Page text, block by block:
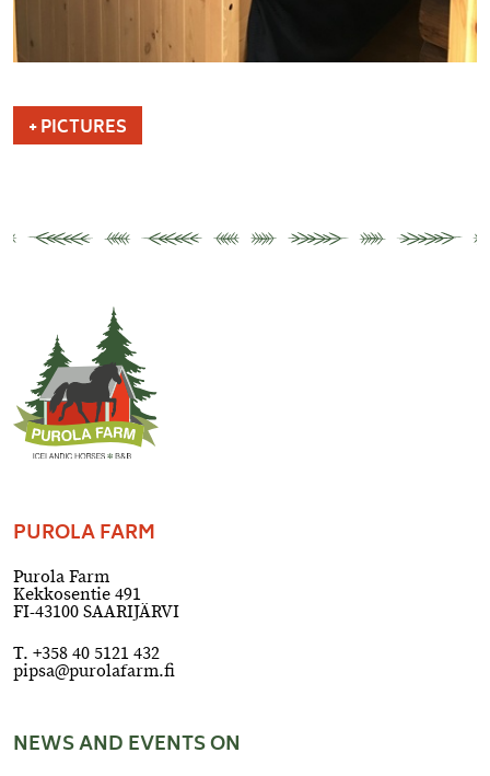
+ PICTURES
PUROLA FARM
Purola Farm
Kekkosentie 491
FI-43100 SAARIJÄRVI
T. +358 40 5121 432
pipsa@purolafarm.fi
NEWS AND EVENTS ON